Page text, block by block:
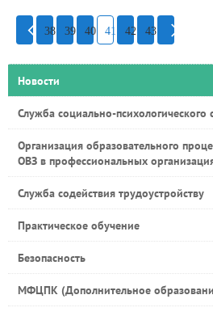
38 39 40 41 42 43
Новости
Служба социально-
Организация образовательного
ОВЗ в профессиональных
Служба содействия трудоустройству
Практическое обучение
Безопасность
МФЦПК (Дополнительное